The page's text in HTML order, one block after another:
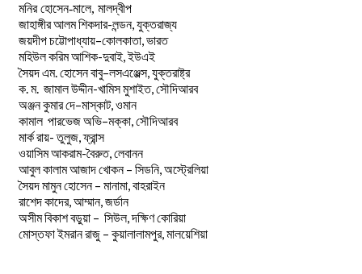
মনির হোসেন-মালে, মালদ্বীপ
জাহাঙ্গীর আলম শিকদার-লন্ডন, যুক্তরাজ্য
জয়দীপচট্টোপাধ্যায়–কোলকাতা ভারত
মহিউল করিম আশিক-দুবাই, ইউএই
সৈয়দএম. হোসেনবাবু–লসএঞ্জেল্স, যুক্তরাষ্ট্র
ক ম. জামালউদ্দীন-খামিস মুশাইত, সৌদিআরব
অঞ্জনকুমারদে–মাস্কাট, ওমান
কামাল পারভেজঅভি–মক্কা সৌদিআরব
মার্ক রায়- তুলুজ, ফ্রান্স
ওয়াসিম আকরাম-বৈরুত, লেবানন
আবুল কালাম আজাদ খোকন – সিডনি, অস্ট্রেলিয়া
সৈয়দ মামুন হোসেন – মানামা, বাহরাইন
রাশেদ কাদের, আম্মান, জর্ডান
অসীম বিকাশ বড়ুয়া – সিউল, দক্ষিণ কোরিয়া
মোস্তফা ইমরান রাজু – কুয়ালালামপুর, মালয়েশিয়া